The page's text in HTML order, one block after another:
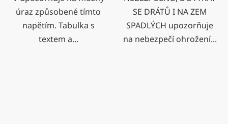
úraz způsobené tímto
napětím. Tabulka s
textem a...
SE DRÁTŮ I NA ZEM
SPADLÝCH upozorňuje
na nebezpečí ohrožení...